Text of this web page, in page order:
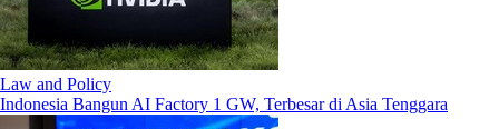
Law and Policy
Indonesia Bangun AI Factory 1 GW, Terbesar di Asia Tenggara